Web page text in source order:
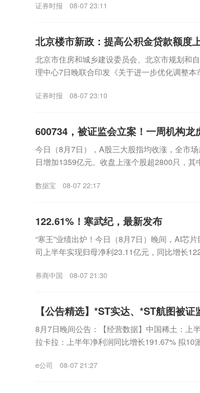
证券时报 08-07 23:11
北京楼市新政：提高公积金贷款额度
北京市住房和城乡建设委员会、北京市规划和
理中心7日晚联合印发《关于进一步优化调整
证券时报 08-07 23:10
600734，被证监会立案！一周机构龙
今日（8月7日），A股三大股指均收涨，全市
日增加1359亿元。收盘上涨个股超2800只，
数据宝 08-07 22:17
122.61%！寒武纪，最新发布
“寒王”业绩出炉！今日（8月7日）晚间，AI芯
司上半年实现归母净利23.11亿元，同比增长
券商中国 08-07 21:30
【公告精选】*ST实达、*ST航图被证
8月7日晚间公告：【经营数据】中国稀土：上
拉卡拉：上半年净利润同比增长191.67% 拟10
e公司 08-07 21:27